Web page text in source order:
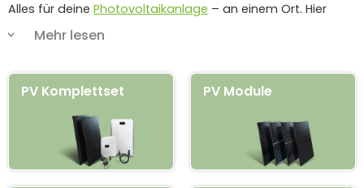
Alles für deine Photovoltaikanlage – an einem Ort. Hier
findest du das passende Montagematerial für die
Montage. Falls du professionelle Unterstützung brauchst,
einen passenden Installateur zu finden. Wir bieten dir auch
viele Infos zur Planung und zu geeigneten Photovoltaik
Komponenten.
Mehr lesen
PV Komplettset PV Module